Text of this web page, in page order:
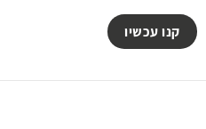
קנו עכשיו